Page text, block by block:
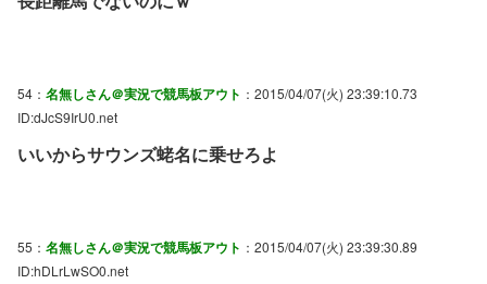
54： 名無しさん＠実況で競馬板アウト ：2015/04/07(火) 23:39:10.73
ID:dJcS9IrU0.net
いいからサウンズ蛯名に乗せろよ
55： 名無しさん＠実況で競馬板アウト ：2015/04/07(火) 23:39:30.89
ID:hDLrLwSO0.net